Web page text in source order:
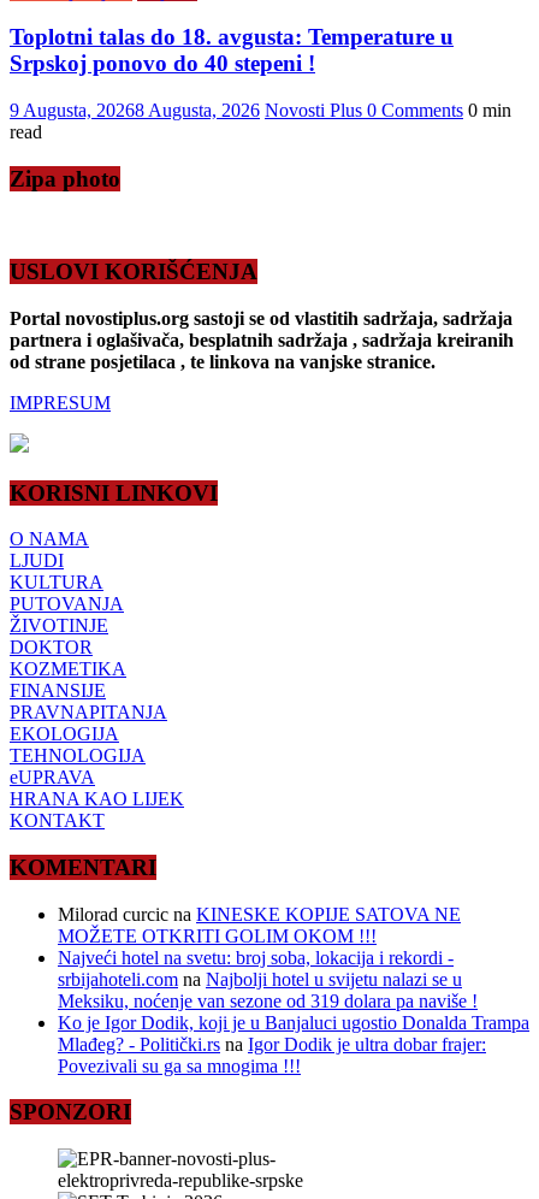
Toplotni talas do 18. avgusta: Temperature u
Srpskoj ponovo do 40 stepeni !
9 Augusta, 20268 Augusta, 2026 Novosti Plus 0 Comments 0 min
read
Zipa photo
USLOVI KORIŠĆENJA
Portal novostiplus.org sastoji se od vlastitih sadržaja, sadržaja
partnera i oglašivača, besplatnih sadržaja , sadržaja kreiranih
od strane posjetilaca , te linkova na vanjske stranice.
IMPRESUM
KORISNI LINKOVI
O NAMA
LJUDI
KULTURA
PUTOVANJA
ŽIVOTINJE
DOKTOR
KOZMETIKA
FINANSIJE
PRAVNAPITANJA
EKOLOGIJA
TEHNOLOGIJA
eUPRAVA
HRANA KAO LIJEK
KONTAKT
KOMENTARI
Milorad curcic na KINESKE KOPIJE SATOVA NE
MOŽETE OTKRITI GOLIM OKOM !!!
Najveći hotel na svetu: broj soba, lokacija i rekordi -
srbijahoteli.com na Najbolji hotel u svijetu nalazi se u
Meksiku, noćenje van sezone od 319 dolara pa naviše !
Ko je Igor Dodik, koji je u Banjaluci ugostio Donalda Trampa
Mlađeg? - Politički.rs na Igor Dodik je ultra dobar frajer:
Povezivali su ga sa mnogima !!!
SPONZORI